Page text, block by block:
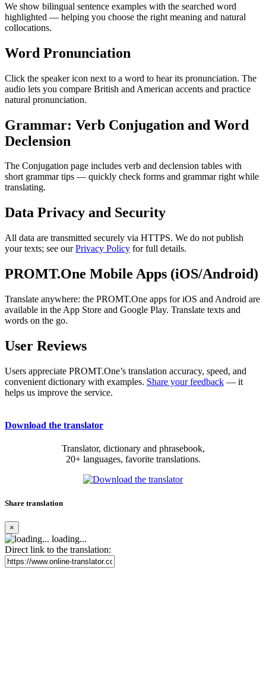
We show bilingual sentence examples with the searched word
highlighted — helping you choose the right meaning and natural
collocations.
Word Pronunciation
Click the speaker icon next to a word to hear its pronunciation. The
audio lets you compare British and American accents and practice
natural pronunciation.
Grammar: Verb Conjugation and Word
Declension
The Conjugation page includes verb and declension tables with
short grammar tips — quickly check forms and grammar right while
translating.
Data Privacy and Security
All data are transmitted securely via HTTPS. We do not publish
your texts; see ourPrivacy Policy for full details.
PROMT.One Mobile Apps (iOS/Android)
Translate anywhere: the PROMT.One apps for iOS and Android are
available in the App Store and Google Play. Translate texts and
words on the go.
User Reviews
Users appreciate PROMT.One’s translation accuracy, speed, and
convenient dictionary with examples. Share your feedback — it
helps us improve the service.
Download the translator
Translator, dictionary and phrasebook,
20+ languages, favorite translations.
Share translation
×
loading...
Direct link to the translation: